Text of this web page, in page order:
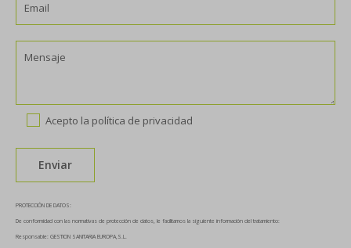
Acepto la política de privacidad
PROTECCIÓN DE DATOS:
De conformidad con las normativas de protección de datos, le facilitamos la siguiente información del tratamiento:
Responsable: GESTION SANITARIA EUROPA,S.L.